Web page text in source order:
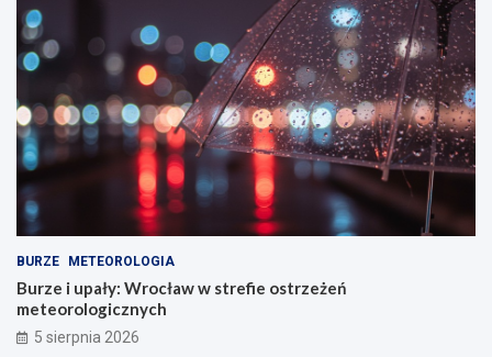
BURZE METEOROLOGIA
Burze i upały: Wrocław w strefie ostrzeżeń
meteorologicznych
5 sierpnia 2026